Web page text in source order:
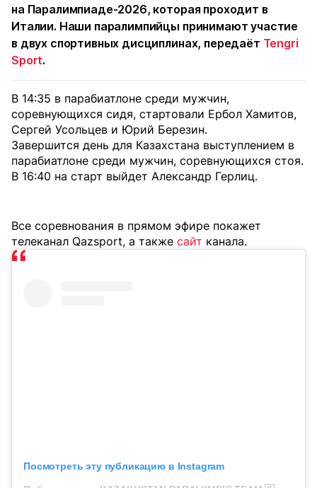
на Паралимпиаде-2026, которая проходит в
Италии. Наши паралимпийцы принимают участие
в двух спортивных дисциплинах, передаёт Tengri
Sport.
В 14:35 в парабиатлоне среди мужчин,
соревнующихся сидя, стартовали Ербол Хамитов,
Сергей Усольцев и Юрий Березин.
Завершится день для Казахстана выступлением в
парабиатлоне среди мужчин, соревнующихся стоя.
В 16:40 на старт выйдет Александр Герлиц.
Все соревнования в прямом эфире покажет
телеканал Qazsport, а также сайт канала.
Посмотреть эту публикацию в Instagram